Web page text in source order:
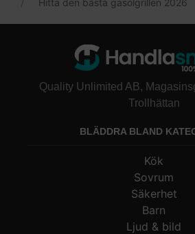
Quality Unlimited AB,
Trollhättan
BLÄDDRA BLAND
Kök
Sovrum
Säkerhet
Barn
Ljud & bild